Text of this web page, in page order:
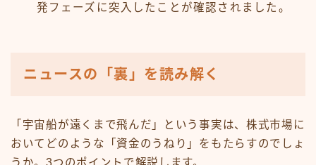
発フェーズに突入したことが確認されました。
ニュースの「裏」を読み解く
「宇宙船が遠くまで飛んだ」という事実は、株式市場に
おいてどのような「資金のうねり」をもたらすのでしょ